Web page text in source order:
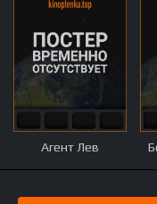
Агент Лев